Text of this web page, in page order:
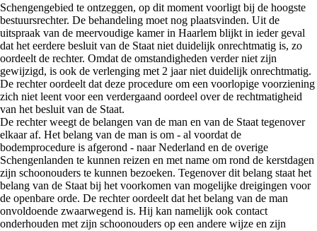
Schengengebied te ontzeggen, op dit moment voorligt bij de hoogste
bestuursrechter. De behandeling moet nog plaatsvinden. Uit de
uitspraak van de meervoudige kamer in Haarlem blijkt in ieder geval
dat het eerdere besluit van de Staat niet duidelijk onrechtmatig is, zo
oordeelt de rechter. Omdat de omstandigheden verder niet zijn
gewijzigd, is ook de verlenging met 2 jaar niet duidelijk onrechtmatig.
De rechter oordeelt dat deze procedure om een voorlopige voorziening
zich niet leent voor een verdergaand oordeel over de rechtmatigheid
van het besluit van de Staat.
De rechter weegt de belangen van de man en van de Staat tegenover
elkaar af. Het belang van de man is om - al voordat de
bodemprocedure is afgerond - naar Nederland en de overige
Schengenlanden te kunnen reizen en met name om rond de kerstdagen
zijn schoonouders te kunnen bezoeken. Tegenover dit belang staat het
belang van de Staat bij het voorkomen van mogelijke dreigingen voor
de openbare orde. De rechter oordeelt dat het belang van de man
onvoldoende zwaarwegend is. Hij kan namelijk ook contact
onderhouden met zijn schoonouders op een andere wijze en zijn